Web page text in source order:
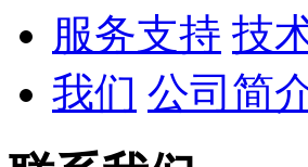
服务支持 技
我们 公司简